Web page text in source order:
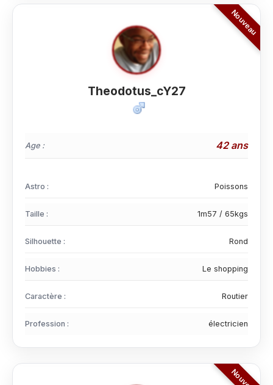
Theodotus_cY27
Age : 42 ans
Astro : Poissons
Taille : 1m57 / 65kgs
Silhouette : Rond
Hobbies : Le shopping
Caractère : Routier
Profession : électricien